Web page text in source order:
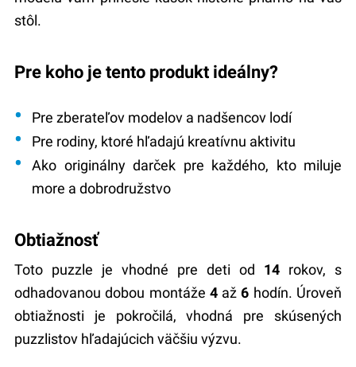
stôl.
Pre koho je tento produkt ideálny?
Pre zberateľov modelov a nadšencov lodí
Pre rodiny, ktoré hľadajú kreatívnu aktivitu
Ako originálny darček pre každého, kto miluje
more a dobrodružstvo
Obtiažnosť
Toto puzzle je vhodné pre deti od 14 rokov, s
odhadovanou dobou montáže 4až6 hodín. Úroveň
obtiažnosti je pokročilá, vhodná pre skúsených
puzzlistov hľadajúcich väčšiu výzvu.